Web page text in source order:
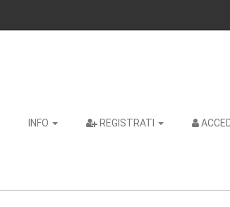
INFO REGISTRATI